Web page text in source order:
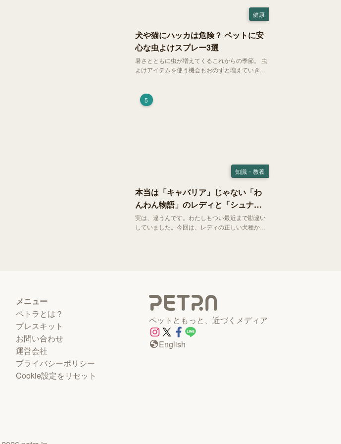
健康
犬や猫にハッカは危険？ ペットに安
心な虫よけスプレー3選
暑さとともに虫が増えてくるこれからの季節。 虫
よけアイテムを使う機会もおのずと増えていきま
健康には悪影響 だということはご存知ですか？
5
知識・教養
本当は「キャバリア」じゃない「わ
んわん物語」のレディと「シュナ」
じゃないトランプ
実は、違うんです。わたしもつい最近まで勘違い
していました。今回は、レディの正しい犬種から
メニュー
ペトラとは？
プレスキット
お問い合わせ
運営会社
プライバシーポリシー
Cookie設定をリセット
ペットともっと、近づくメディア
English